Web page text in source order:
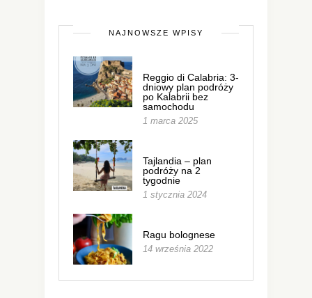
NAJNOWSZE WPISY
Reggio di Calabria: 3-
dniowy plan podróży
po Kalabrii bez
samochodu
1 marca 2025
Tajlandia – plan
podróży na 2
tygodnie
1 stycznia 2024
Ragu bolognese
14 września 2022